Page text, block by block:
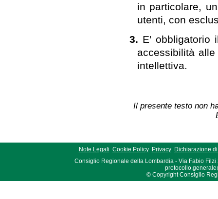
in particolare,
utenti, con
3. E' obbligatorio
accessibilità
intellettiva.
Il presente testo non
Note Legali Cookie Policy Privacy
Dichiarazione
Consiglio Regionale della Lombardia - Via Fabio Filzi
© Copyright Consiglio